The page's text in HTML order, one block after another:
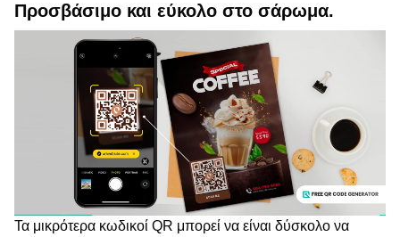
Προσβάσιμο και εύκολο στο σάρωμα.
Τα μικρότερα κωδικοί QR μπορεί να είναι δύσκολο να